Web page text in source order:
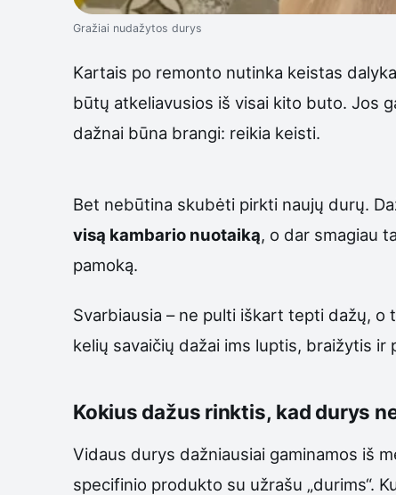
Gražiai nudažytos durys
Kartais po remonto nutinka keistas
būtų atkeliavusios iš visai kito buto. Jos
dažnai būna brangi: reikia keisti.
Bet nebūtina skubėti pirkti naujų durų.
visą kambario nuotaiką, o dar smagiau
pamoką.
Svarbiausia – ne pulti iškart tepti dažų, o
kelių savaičių dažai ims luptis, braižytis
Kokius dažus rinktis, kad durys
Vidaus durys dažniausiai gaminamos iš
specifinio produkto su užrašu „durims“.